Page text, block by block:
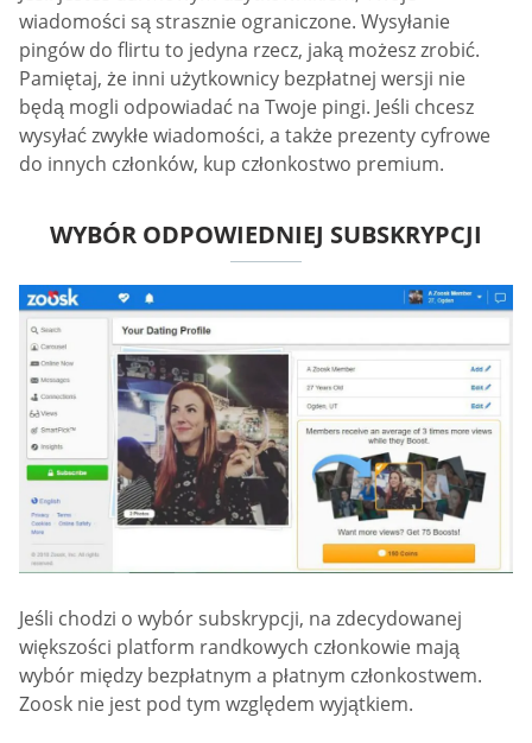
wiadomości są strasznie ograniczone. Wysyłanie
pingów do flirtu to jedyna rzecz, jaką możesz zrobić.
Pamiętaj, że inni użytkownicy bezpłatnej wersji nie
będą mogli odpowiadać na Twoje pingi. Jeśli chcesz
wysyłać zwykłe wiadomości, a także prezenty cyfrowe
do innych członków, kup członkostwo premium.
WYBÓR ODPOWIEDNIEJ SUBSKRYPCJI
Jeśli chodzi o wybór subskrypcji, na zdecydowanej
większości platform randkowych członkowie mają
wybór między bezpłatnym a płatnym członkostwem.
Zoosk nie jest pod tym względem wyjątkiem.